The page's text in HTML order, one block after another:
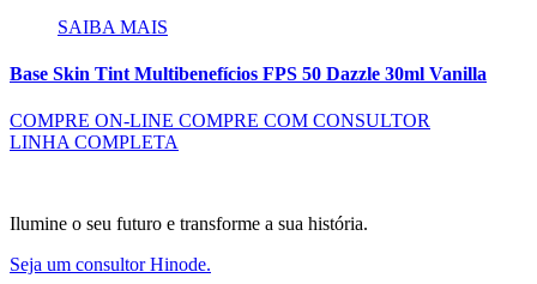
SAIBA MAIS
Base Skin Tint Multibenefícios FPS 50 Dazzle 30ml Vanilla
COMPRE ON-LINE COMPRE COM CONSULTOR
LINHA COMPLETA
Ilumine o seu futuro e transforme a sua história.
Seja um consultor Hinode.